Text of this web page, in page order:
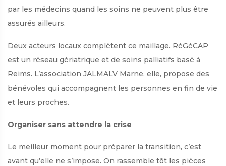
par les médecins quand les soins ne peuvent plus être
assurés ailleurs.
Deux acteurs locaux complètent ce maillage. RéGéCAP
est un réseau gériatrique et de soins palliatifs basé à
Reims. L’association JALMALV Marne, elle, propose des
bénévoles qui accompagnent les personnes en fin de vie
et leurs proches.
Organiser sans attendre la crise
Le meilleur moment pour préparer la transition, c’est
avant qu’elle ne s’impose. On rassemble tôt les pièces